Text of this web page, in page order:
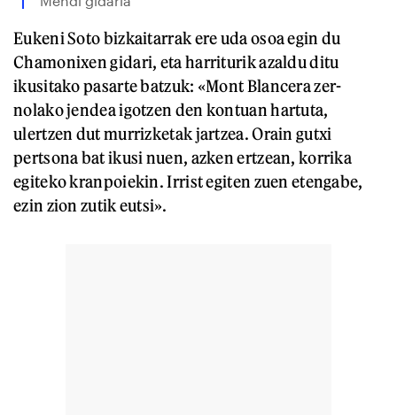
Eukeni Soto bizkaitarrak ere uda osoa egin du
Chamonixen gidari, eta harriturik azaldu ditu
ikusitako pasarte batzuk: «Mont Blancera zer-
nolako jendea igotzen den kontuan hartuta,
ulertzen dut murrizketak jartzea. Orain gutxi
pertsona bat ikusi nuen, azken ertzean, korrika
egiteko kranpoiekin. Irrist egiten zuen etengabe,
ezin zion zutik eutsi».